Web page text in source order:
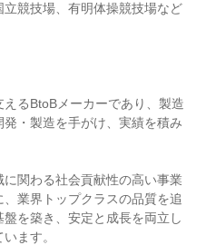
競技場、有明体操競技場など
るBtoBメーカーであり、製造
・製造を手がけ、実績を積み
関わる社会貢献性の高い事業
業界トップクラスの品質を追
を築き、安定と成長を両立し
ます。